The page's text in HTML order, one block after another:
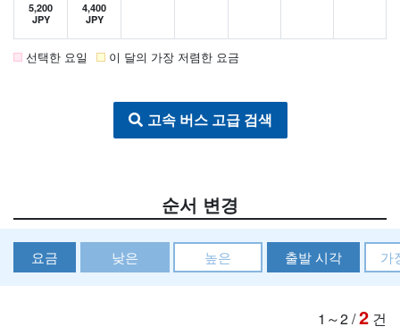
5,200
JPY
4,400
JPY
선택한 요일 이 달의 가장 저렴한 요금
고속 버스 고급 검색
순서 변경
요금 낮은 높은 출발 시각 가
1～2/2 건